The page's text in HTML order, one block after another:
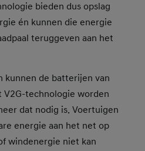
bieden dus opslag
én kunnen die energie
teruggeven aan het
kunnen de batterijen van
technologie worden
dat nodig is. Voertuigen
energie aan het net op
windenergie niet kan